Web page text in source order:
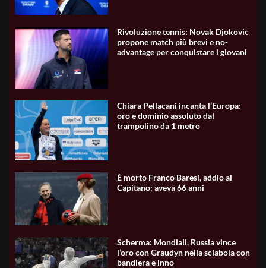
Rivoluzione tennis: Novak Djokovic
propone match più brevi e no-
advantage per conquistare i giovani
Chiara Pellacani incanta l’Europa:
oro e dominio assoluto dal
trampolino da 1 metro
È morto Franco Baresi, addio al
Capitano: aveva 66 anni
Scherma: Mondiali, Russia vince
l’oro con Graudyn nella sciabola con
bandiera e inno